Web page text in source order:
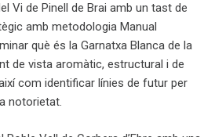
Vi de Pinell de Brai amb un tast de
amb metodologia Manual
què és la Garnatxa Blanca de la
de vista aromàtic, estructural i de
com identificar línies de futur per
notorietat.